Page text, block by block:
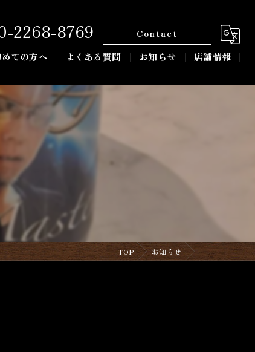
2268-8769 Contact
ての方へ よくある質問 お知らせ 店舗情報
TOP お知らせ